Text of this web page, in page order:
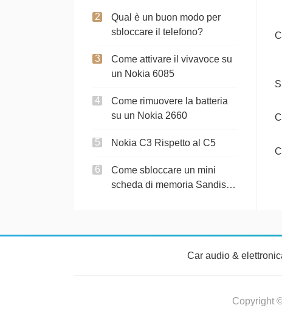
Qual è un buon modo per
sbloccare il telefono?
Come attivare il vivavoce su
un Nokia 6085
Come rimuovere la batteria
su un Nokia 2660
Nokia C3 Rispetto al C5
Come sbloccare un mini
scheda di memoria Sandisk
Car audio &
Copyright